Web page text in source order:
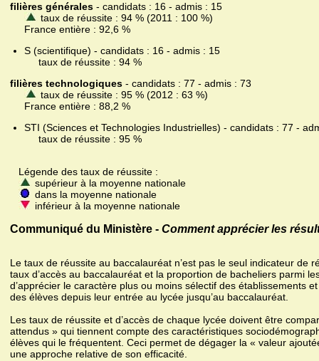
filières générales - candidats : 16 - admis : 15
taux de réussite : 94 % (2011 : 100 %)
France entière : 92,6 %
S (scientifique) - candidats : 16 - admis : 15
taux de réussite : 94 %
filières technologiques - candidats : 77 - admis : 73
taux de réussite : 95 % (2012 : 63 %)
France entière : 88,2 %
STI (Sciences et Technologies Industrielles) - candidats : 77 -
taux de réussite : 95 %
Légende des taux de réussite :
supérieur à la moyenne nationale
dans la moyenne nationale
inférieur à la moyenne nationale
Communiqué du Ministère - Comment apprécier les
Le taux de réussite au baccalauréat n’est pas le seul indicateur de
taux d’accès au baccalauréat et la proportion de bacheliers parmi
d’apprécier le caractère plus ou moins sélectif des établissements
des élèves depuis leur entrée au lycée jusqu’au baccalauréat.
Les taux de réussite et d’accès de chaque lycée doivent être
attendus » qui tiennent compte des caractéristiques
élèves qui le fréquentent. Ceci permet de dégager la « valeur
une approche relative de son efficacité.